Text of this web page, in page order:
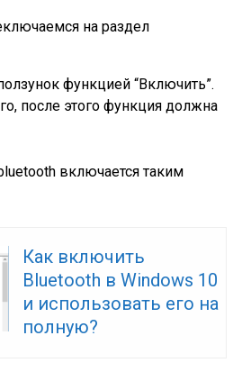
на раздел
функцией “Включить”.
после этого функция должна
включается таким
Как включить
Bluetooth в Windows 10
и использовать его на
полную?